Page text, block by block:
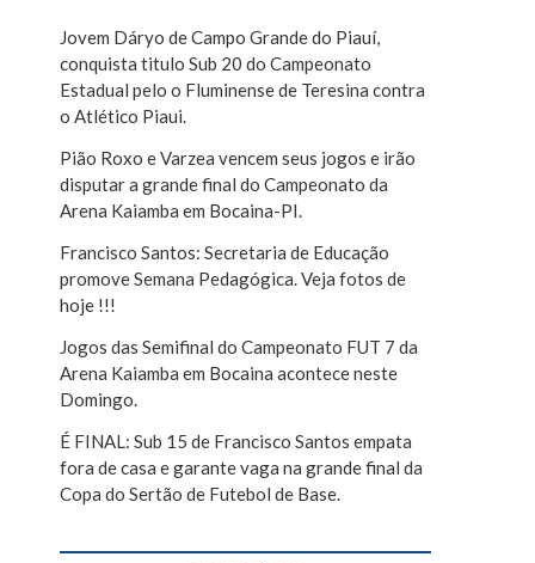
a
Jovem Dáryo de Campo Grande do Piauí,
conquista titulo Sub 20 do Campeonato
Estadual pelo o Fluminense de Teresina contra
o Atlético Piaui.
Pião Roxo e Varzea vencem seus jogos e irão
disputar a grande final do Campeonato da
Arena Kaiamba em Bocaina-PI.
Francisco Santos: Secretaria de Educação
promove Semana Pedagógica. Veja fotos de
hoje !!!
Jogos das Semifinal do Campeonato FUT 7 da
Arena Kaiamba em Bocaina acontece neste
Domingo.
É FINAL: Sub 15 de Francisco Santos empata
fora de casa e garante vaga na grande final da
Copa do Sertão de Futebol de Base.